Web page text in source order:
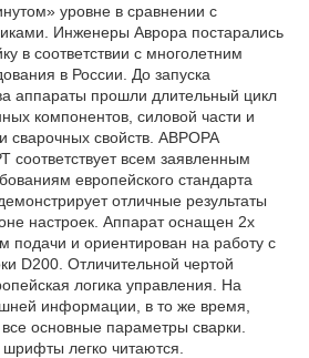
уровне в сравнении с
Инженеры Аврора постарались
в соответствии с многолетним
в России. До запуска
аппараты прошли длительный цикл
компонентов, силовой части и
сварочных свойств. АВРОРА
всем заявленным
европейского стандарта
отличные результаты
настроек. Аппарат оснащен 2х
подачи и ориентирован на работу с
D200. Отличительной чертой
логика управления. На
информации, в то же время,
основные параметры сварки.
легко читаются.